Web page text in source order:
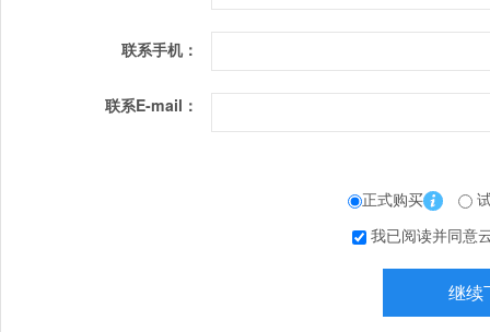
联系手机：
联系E-mail：
正式购买
我已阅读并同意